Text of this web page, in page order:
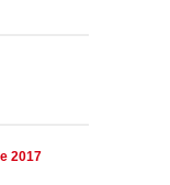
2017